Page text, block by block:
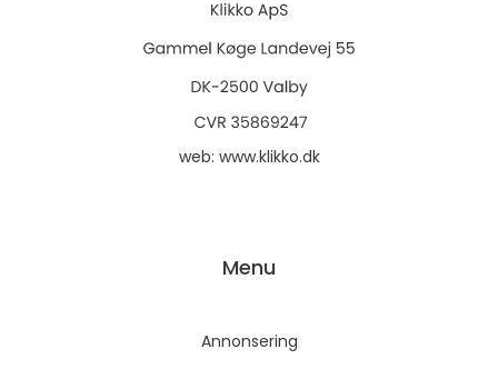
web: www.klikko.dk
Menu
Annonsering